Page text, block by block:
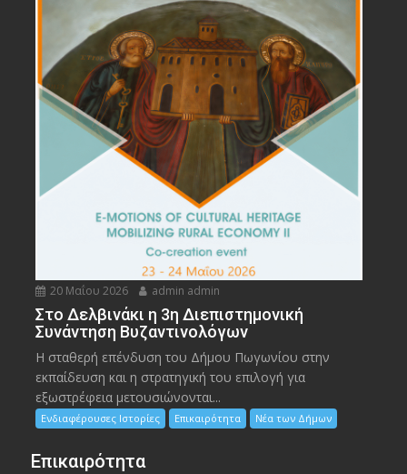
20 Μαΐου 2026 admin admin
Στο Δελβινάκι η 3η Διεπιστημονική
Συνάντηση Βυζαντινολόγων
Η σταθερή επένδυση του Δήμου Πωγωνίου στην
εκπαίδευση και η στρατηγική του επιλογή για
εξωστρέφεια μετουσιώνονται...
Ενδιαφέρουσες Ιστορίες Επικαιρότητα Νέα των Δήμων
Επικαιρότητα